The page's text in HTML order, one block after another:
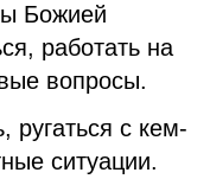
Божией
работать на
вопросы.
ругаться с кем-
ситуации.